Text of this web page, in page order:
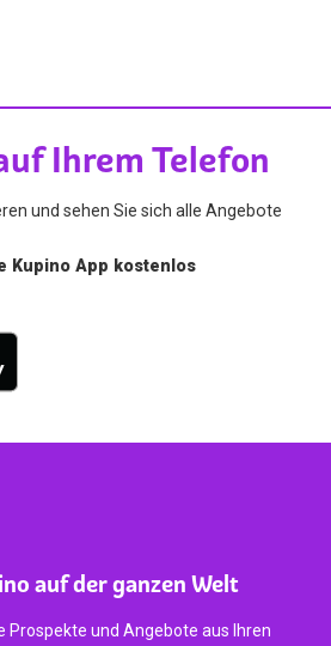
Ihrem Telefon
und sehen Sie sich alle Angebote
Kupino App kostenlos
auf der ganzen Welt
Prospekte und Angebote aus Ihren